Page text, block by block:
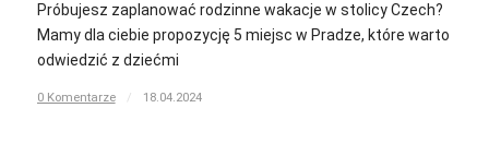
Próbujesz zaplanować rodzinne wakacje w stolicy Czech?
Mamy dla ciebie propozycję 5 miejsc w Pradze, które warto
odwiedzić z dziećmi
0 Komentarze / 18.04.2024